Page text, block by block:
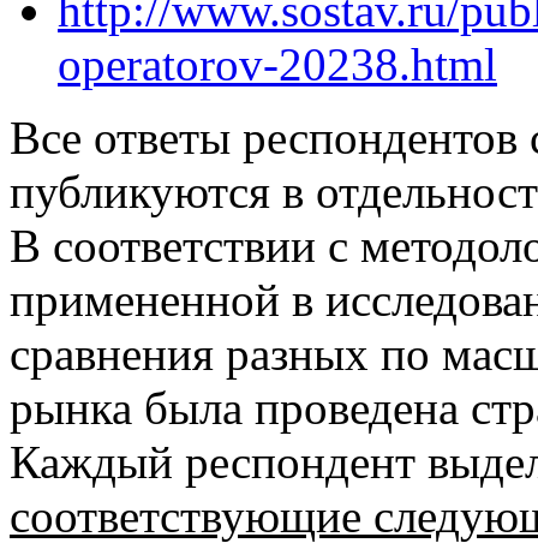
operatorov-20238.html
Все ответы
публикуются в
В соответствии с
примененной в
сравнения разных по
рынка была проведена
Каждый респондент
соответствующие